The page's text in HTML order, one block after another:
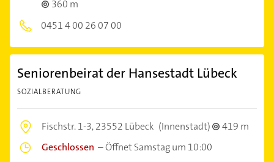
360 m
0451 4 00 26 07 00
Seniorenbeirat der Hansestadt Lübeck
SOZIALBERATUNG
Fischstr. 1-3,23552 Lübeck (Innenstadt)
419 m
Geschlossen –Öffnet Samstag um 10:00